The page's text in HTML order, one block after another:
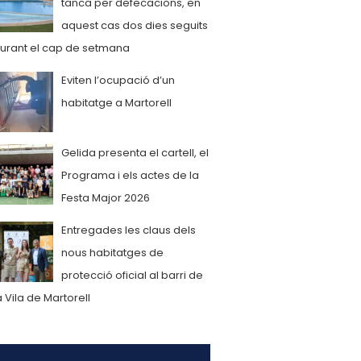
aquest cas dos dies seguits
el cap de setmana
Eviten l’ocupació d’un
habitatge a Martorell
Gelida presenta el cartell, el
Programa i els actes de la
Festa Major 2026
Entregades les claus dels
nous habitatges de
protecció oficial al barri de
Vila de Martorell